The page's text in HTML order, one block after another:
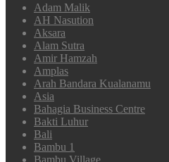
Adam Malik
AH Nasution
Aksara
Alam Sutra
Amir Hamzah
Amplas
Arah Bandara Kualanamu
Asia
Bahagia Business Centre
Bakti Luhur
Bali
Bambu 1
Bambu Village